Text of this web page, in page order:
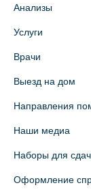
12к2
+7 (812) 664-55-
На карте
Анализы
Услуги
Врачи
Выезд на дом
Направления
Наши медиа
Наборы для
Оформление